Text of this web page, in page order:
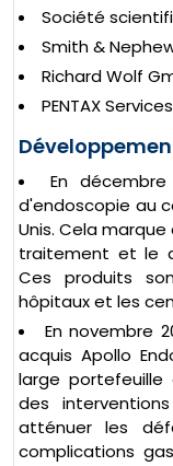
Société
Smith &
Richard Wolf
PENTAX
En
d'endoscopie au
Unis. Cela
traitement et le
Ces produits
hôpitaux et les
En novembre
acquis Apollo
large portefeuille
des
atténuer les
complications